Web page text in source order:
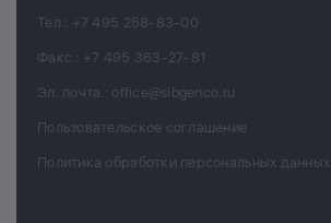
Тел.: +7 495 258-83-00
Факс.: +7 495 363-27-81
Эл. почта.: office@sibgenco.ru
Пользовательское соглашение
Политика обработки персональных данных